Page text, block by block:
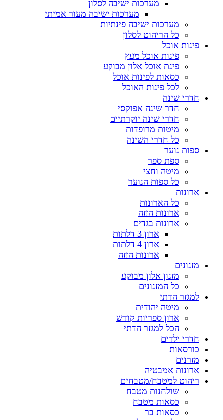
מערכות ישיבה לסלון
מערכות ישיבה מעור אמיתי
מערכות ישיבה פינתיות
כל הריהוט לסלון
פינות אוכל
פינות אוכל מעץ
פינת אוכל אלון מבוקע
כסאות לפינות אוכל
לכל פינות האוכל
חדרי שינה
חדר שינה אפוקסי
חדרי שינה יוקרתיים
מיטות מרופדות
כל חדרי השינה
ספות נוער
ספת ספר
מיטה וחצי
כל ספות הנוער
ארונות
כל הארונות
ארונות הזזה
ארונות בגדים
ארון 3 דלתות
ארון 4 דלתות
ארונות הזזה
מזנונים
מזנון אלון מבוקע
כל המזנונים
למגזר הדתי
מיטה יהודית
ארון ספריות קודש
הכל למגזר הדתי
חדרי ילדים
כורסאות
מזרנים
ארונות אמבטיה
ריהוט למטבח/מטבחים
שולחנות מטבח
כסאות מטבח
כסאות בר